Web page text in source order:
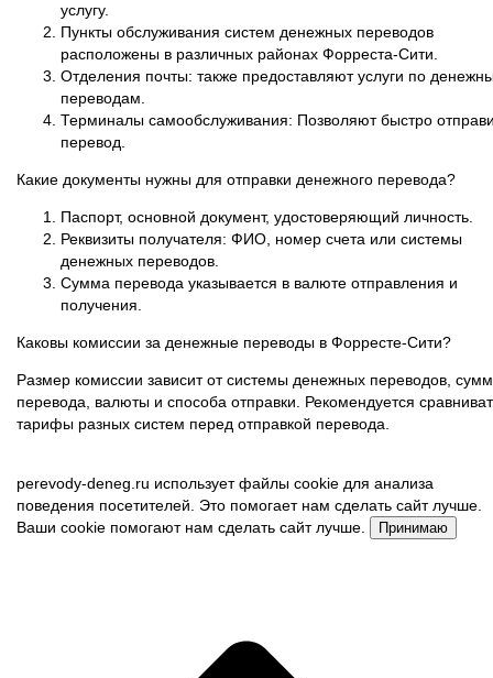
услугу.
Пункты обслуживания систем денежных переводов
расположены в различных районах Форреста-Сити.
Отделения почты: также предоставляют услуги по
переводам.
Терминалы самообслуживания: Позволяют быстро
перевод.
Какие документы нужны для отправки денежного перевода?
Паспорт, основной документ, удостоверяющий личность.
Реквизиты получателя: ФИО, номер счета или системы
денежных переводов.
Сумма перевода указывается в валюте отправления и
получения.
Каковы комиссии за денежные переводы в Форресте-Сити?
Размер комиссии зависит от системы денежных переводов,
перевода, валюты и способа отправки. Рекомендуется
тарифы разных систем перед отправкой перевода.
perevody-deneg.ru использует файлы cookie для анализа
поведения посетителей. Это помогает нам сделать сайт лучше.
Ваши cookie помогают нам сделать сайт лучше.
Принимаю